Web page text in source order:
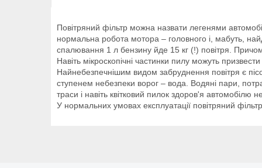
Повітряний фільтр можна назвати легенями
нормальна робота мотора – головного і, мабуть,
спалювання 1 л бензину йде 15 кг (!) повітря.
Навіть мікроскопічні частинки пилу можуть
Найнебезпечнішим видом забруднення повітря є
ступенем небезпеки ворог – вода. Водяні пари,
траси і навіть квітковий пилок здоров'я
У нормальних умовах експлуатації повітряний